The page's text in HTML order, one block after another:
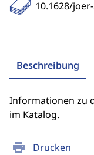
print Drucken
10.1628/
Beschreibung
Informationen zu
im Katalog.